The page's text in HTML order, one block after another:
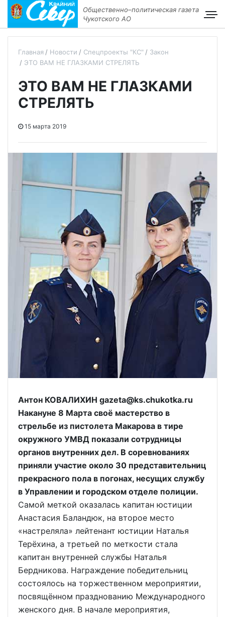
Общественно–политическая газета
Чукотского АО
Главная Новости Спецпроекты "КС"
Закон
ЭТО ВАМ НЕ ГЛАЗКАМИ СТРЕЛЯТЬ
ЭТО ВАМ НЕ ГЛАЗКАМИ
СТРЕЛЯТЬ
15 марта 2019
Антон КОВАЛИХИН gazeta@ks.chukotka.ru
Накануне 8 Марта своё мастерство в
стрельбе из пистолета Макарова в тире
окружного УМВД показали сотрудницы
органов внутренних дел. В соревнованиях
приняли участие около 30 представительниц
прекрасного пола в погонах, несущих службу
в Управлении и городском отделе полиции.
Самой меткой оказалась капитан юстиции
Анастасия Баландюк, на второе место
«настреляла» лейтенант юстиции Наталья
Терёхина, а третьей по меткости стала
капитан внутренней службы Наталья
Бердникова. Награждение победительниц
состоялось на торжественном мероприятии,
посвящённом празднованию Международного
женского дня. В начале мероприятия,